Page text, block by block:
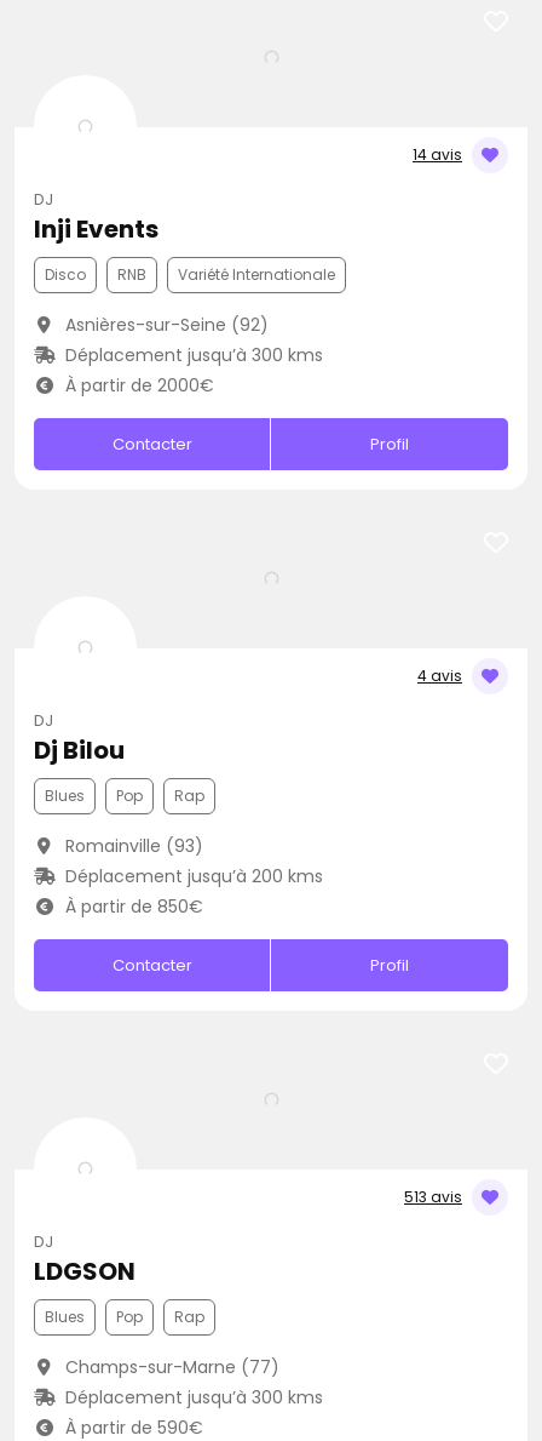
14 avis
DJ
Inji Events
Disco RNB Variété Internationale
Asnières-sur-Seine (92)
Déplacement jusqu’à 300 kms
À partir de 2000€
Contacter Profil
4 avis
DJ
Dj Bilou
Blues Pop Rap
Romainville (93)
Déplacement jusqu’à 200 kms
À partir de 850€
Contacter Profil
513 avis
DJ
LDGSON
Blues Pop Rap
Champs-sur-Marne (77)
Déplacement jusqu’à 300 kms
À partir de 590€